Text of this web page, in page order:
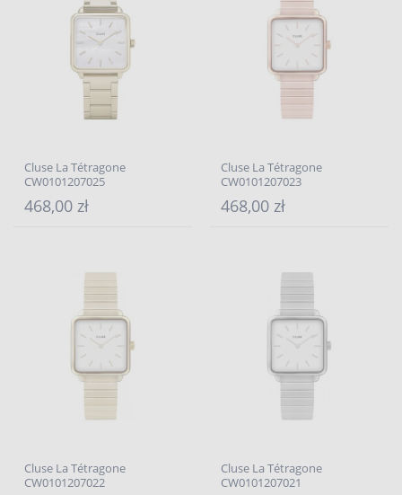
Cluse La Tétragone
CW0101207025
468,00 zł
Cluse La Tétragone
CW0101207023
468,00 zł
Cluse La Tétragone
CW0101207022
Cluse La Tétragone
CW0101207021